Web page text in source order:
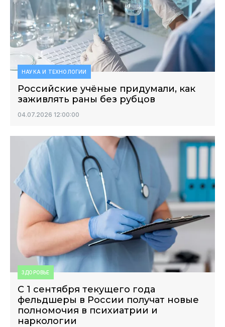
НАУКА И ТЕХНОЛОГИИ
Российские учёные придумали, как
заживлять раны без рубцов
04.07.2026 12:00:00
ЗДОРОВЬЕ
С 1 сентября текущего года
фельдшеры в России получат новые
полномочия в психиатрии и
наркологии